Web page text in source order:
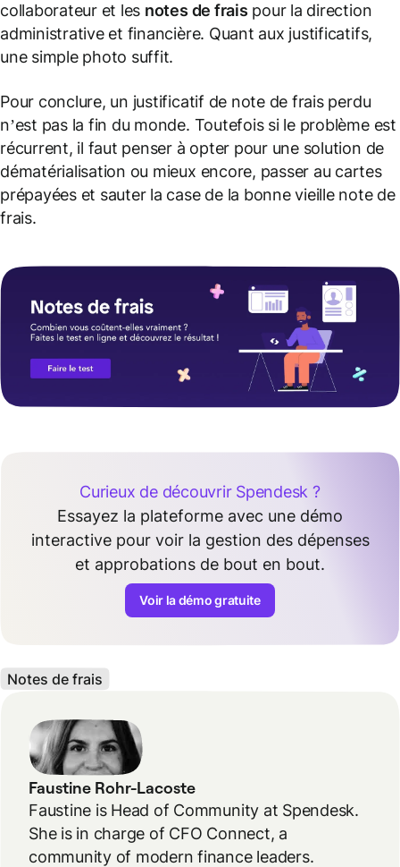
collaborateur et les notes de frais pour la direction
administrative et financière. Quant aux justificatifs,
une simple photo suffit.
Pour conclure, un justificatif de note de frais perdu
n’est pas la fin du monde. Toutefois si le problème est
récurrent, il faut penser à opter pour une solution de
dématérialisation ou mieux encore, passer au cartes
prépayées et sauter la case de la bonne vieille note de
frais.
Curieux de découvrir Spendesk ?
Essayez la plateforme avec une démo
interactive pour voir la gestion des dépenses
et approbations de bout en bout.
Voir la démo gratuite
Notes de frais
Faustine Rohr-Lacoste
Faustine is Head of Community at Spendesk.
She is in charge of CFO Connect, a
community of modern finance leaders.